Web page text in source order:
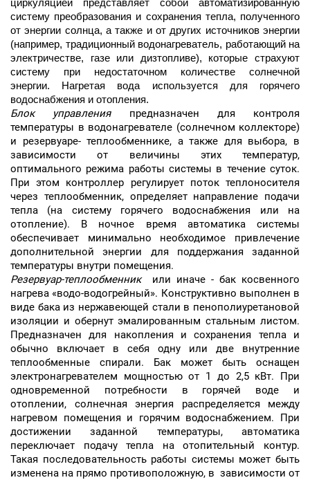
циркуляцией представляет собой автоматизированную
систему преобразования и сохранения тепла, полученного
от энергии солнца, а также и от других источников энергии
(например, традиционный водонагреватель, работающий на
электричестве, газе или дизтопливе), которые страхуют
систему при недостаточном количестве солнечной
энергии. Нагретая вода используется для горячего
водоснабжения и отопления.
Блок управленияпредназначен для контроля
температуры в водонагревателе (солнечном коллекторе)
и резервуаре- теплообменнике, а также для выбора, в
зависимости от величины этих температур,
оптимального режима работы системы в течение суток.
При этом контроллер регулирует поток теплоносителя
через теплообменник, определяет направление подачи
тепла (на систему горячего водоснабжения или на
отопление). В ночное время автоматика системы
обеспечивает минимально необходимое привлечение
дополнительной энергии для поддержания заданной
температуры внутри помещения.
Резервуар-теплообменникили иначе - бак косвенного
нагрева «водо-водогрейный». Конструктивно выполнен в
виде бака из нержавеющей стали в пенополиуретановой
изоляции и обернут эмалированным стальным листом.
Предназначен для накопления и сохранения тепла и
обычно включает в себя одну или две внутренние
теплообменные спирали. Бак может быть оснащен
электронагревателем мощностью от 1 до 2,5 кВт. При
одновременной потребности в горячей воде и
отоплении, солнечная энергия распределяется между
нагревом помещения и горячим водоснабжением. При
достижении заданной температуры, автоматика
переключает подачу тепла на отопительный контур.
Такая последовательность работы системы может быть
изменена на прямо противоположную, в зависимости от